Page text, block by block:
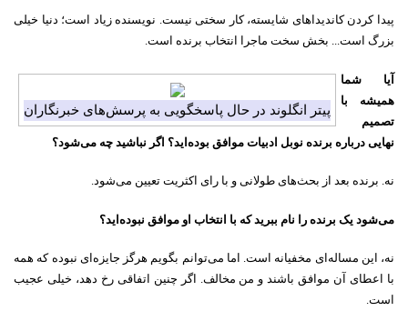
پیدا کردن کاندیداهای شایسته، کار سختی نیست. نویسنده زیاد است؛ دنیا خیلی
بزرگ است... بخش سخت ماجرا انتخاب برنده است.
پیتر انگلوند در حال پاسخگویی به پرسش‌های خبرنگاران
آیا شما
همیشه با
تصمیم
نهایی درباره برنده نوبل ادبیات موافق بوده‌اید؟ اگر نباشید چه می‌شود؟
نه. برنده بعد از بحث‌های طولانی و با رای اکثریت تعیین می‌شود.
می‌شود یک برنده را نام ببرید که با انتخاب او موافق نبوده‌اید؟
نه، این مساله‌ای مخفیانه است. اما می‌توانم بگویم هرگز جایزه‌ای نبوده که همه
با اعطای آن موافق باشند و من مخالف. اگر چنین اتفاقی رخ دهد، خیلی عجیب
است.